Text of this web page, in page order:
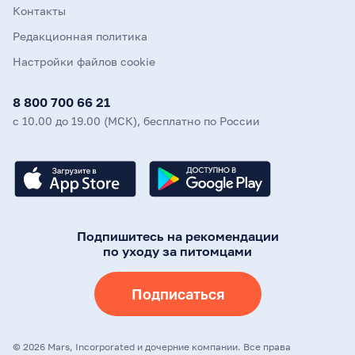
Контакты
Редакционная политика
Настройки файлов cookie
8 800 700 66 21
с 10.00 до 19.00 (МСК), бесплатно по России
Подпишитесь на рекомендации
по уходу за питомцами
Подписаться
© 2026 Mars, Incorporated и дочерние компании. Все права